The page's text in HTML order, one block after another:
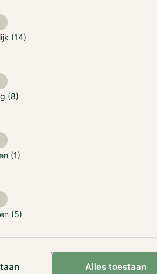
(14)
(8)
(1)
(5)
Alles toestaan
van de Hodl-nieuwsbrief en accepteer